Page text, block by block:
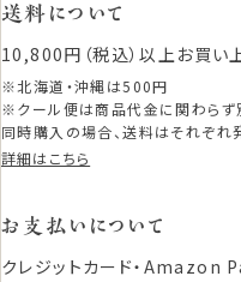
送料について
10,800円（税込）以上お買い
※北海道・沖縄は500円
※クール便は商品代金に関わらず
同時購入の場合、送料はそれぞれ
詳細はこちら
お支払いについて
クレジットカード・Amazon